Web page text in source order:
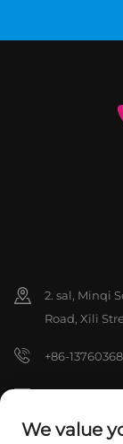
2. sal, Minqi
Road, Xili
+86-
We value